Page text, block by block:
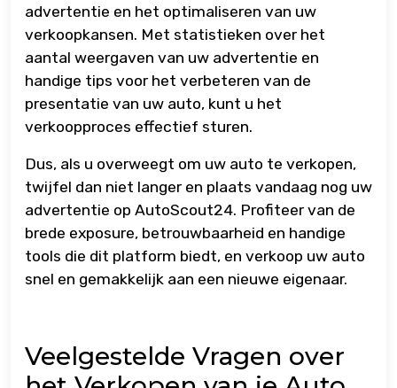
advertentie en het optimaliseren van uw
verkoopkansen. Met statistieken over het
aantal weergaven van uw advertentie en
handige tips voor het verbeteren van de
presentatie van uw auto, kunt u het
verkoopproces effectief sturen.
Dus, als u overweegt om uw auto te verkopen,
twijfel dan niet langer en plaats vandaag nog uw
advertentie op AutoScout24. Profiteer van de
brede exposure, betrouwbaarheid en handige
tools die dit platform biedt, en verkoop uw auto
snel en gemakkelijk aan een nieuwe eigenaar.
Veelgestelde Vragen over